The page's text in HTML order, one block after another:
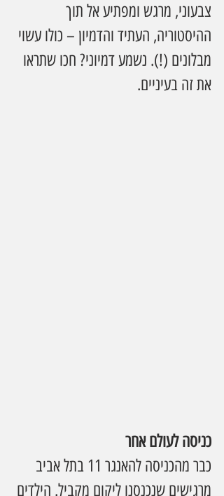
צבעוני, מרגש ומפתיע אל תוך
ההיסטוריה, העתיד והדמיון – כולו עשוי
מבלונים (!). נשמע דמיוני? חכו שתראו
את זה בעיניים.
כניסה לעולם אחר
כבר מהכניסה להאנגר 11 בתל אביב
מרגישים שנכנסנו ליקום מקביל. הילדים